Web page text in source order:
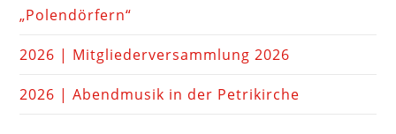
„Polendörfern“
2026 | Mitgliederversammlung 2026
2026 | Abendmusik in der Petrikirche